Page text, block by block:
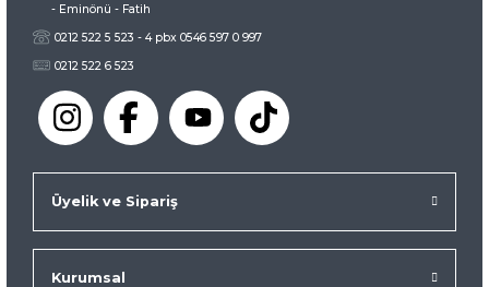
- Eminönü - Fatih
0212 522 5 523 - 4 pbx 0546 597 0 997
0212 522 6 523
Üyelik ve Sipariş
Kurumsal